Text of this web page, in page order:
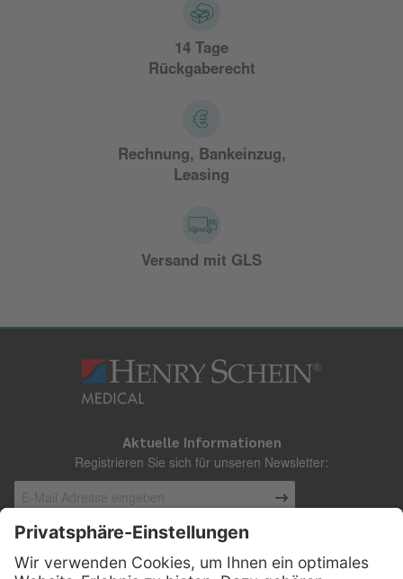
14 Tage
Rückgaberecht
Rechnung, Bankeinzug,
Leasing
Versand mit GLS
Aktuelle Informationen
Registrieren Sie sich für unseren Newsletter:
Kontakt